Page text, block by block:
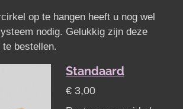
op te hangen heeft u nog wel
nodig. Gelukkig zijn deze
te bestellen.
Standaard
€ 3,00